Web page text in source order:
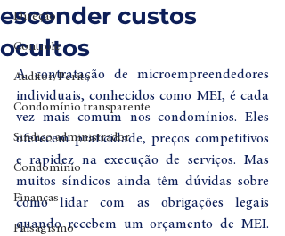
Direção
Controle
Auditor/Perito
Condomínio transparente
Sindico administrador
Condomínio
Finanças
Paisagismo
esconder custos
ocultos
A contratação de microempreendedores
individuais, conhecidos como MEI, é cada
vez mais comum nos condomínios. Eles
oferecem praticidade, preços competitivos
e rapidez na execução de serviços. Mas
muitos síndicos ainda têm dúvidas sobre
como lidar com as obrigações legais
quando recebem um orçamento de MEI.